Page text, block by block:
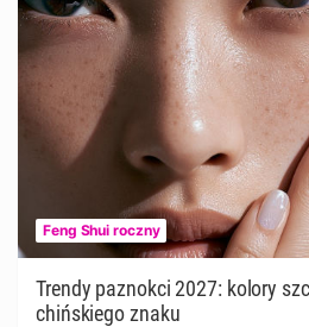
Feng Shui roczny
Trendy paznokci 2027: kolory
chińskiego znaku